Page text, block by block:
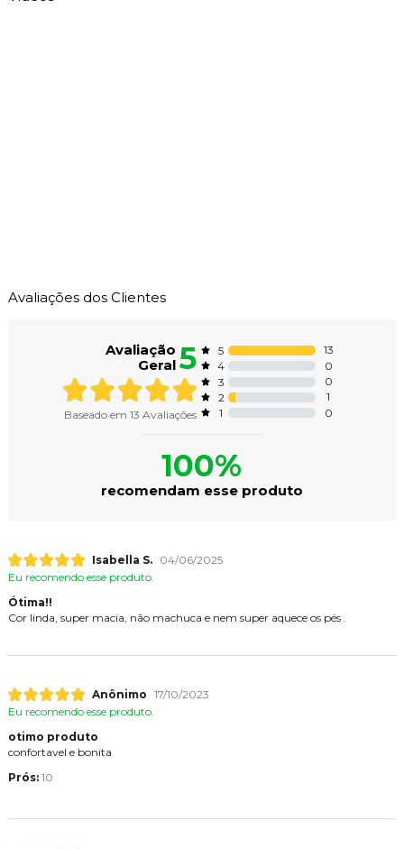
Avaliações dos Clientes
Avaliação
Geral5
Baseado em 13 Avaliações
5
13
4
0
3
0
2
1
1
0
100%
recomendam esse produto
Isabella S.
04/06/2025
Eu recomendo esse produto.
Ótima!!
Cor linda, super macia, não machuca e nem super aquece os pés .
Anônimo 17/10/2023
Eu recomendo esse produto.
otimo produto
confortavel e bonita
Prós: 10